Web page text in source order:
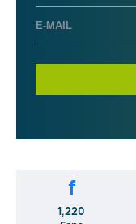
f
1,220